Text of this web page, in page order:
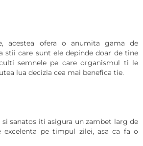
acestea ofera o anumita gama de
stii care sunt ele depinde doar de tine
semnele pe care organismul ti le
lua decizia cea mai benefica tie.
sanatos iti asigura un zambet larg de
excelenta pe timpul zilei, asa ca fa o